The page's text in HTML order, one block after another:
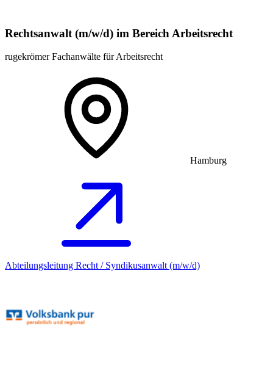
Rechtsanwalt (m/w/d) im Bereich Arbeitsrecht
rugekrömer Fachanwälte für Arbeitsrecht
Hamburg
Abteilungsleitung Recht / Syndikusanwalt (m/w/d)